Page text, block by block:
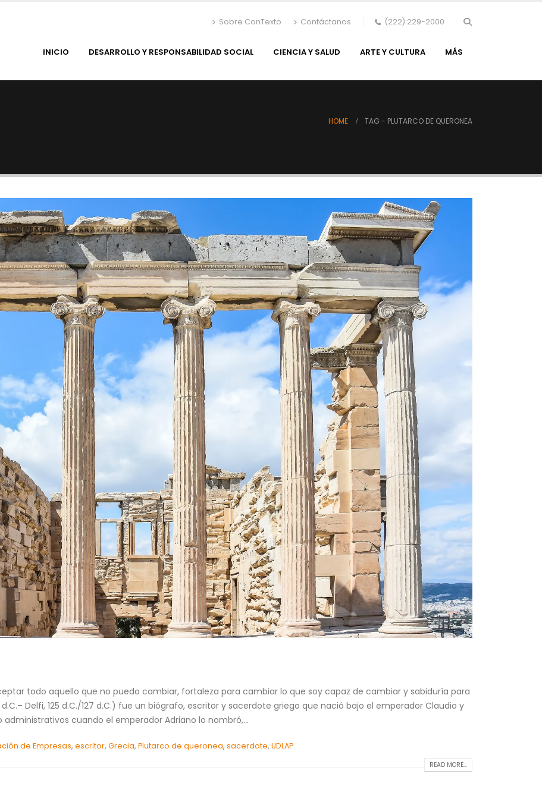
Sobre ConTexto Contáctanos (222) 229-2000
INICIO DESARROLLO Y RESPONSABILIDAD SOCIAL CIENCIA Y SALUD ARTE Y CULTURA MÁS
HOME TAG - PLUTARCO DE QUERONEA
todo aquello que no puedo cambiar, fortaleza para cambiar lo que soy capaz de cambiar y sabiduría para
Delfi, 125 d.C./127 d.C.) fue un biógrafo, escritor y sacerdote griego que nació bajo el emperador Claudio y
cuando el emperador Adriano lo nombró,...
de Empresas,escritor,Grecia,Plutarco de queronea,sacerdote,UDLAP
READ MORE...